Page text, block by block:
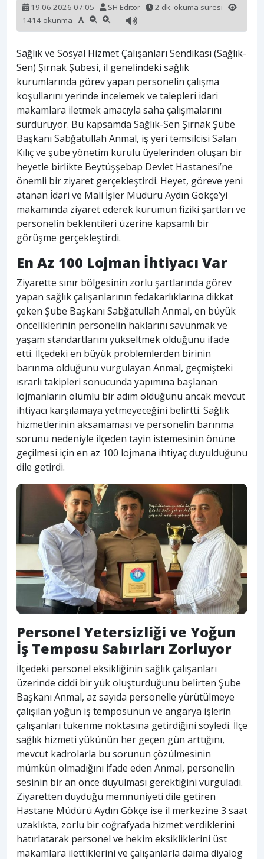
19.06.2026 07:05 SH Editör
2 dk. okuma süresi
1414 okunma
Sağlık ve Sosyal Hizmet Çalışanları Sendikası (Sağlık-
Sen) Şırnak Şubesi, il genelindeki sağlık
kurumlarında görev yapan personelin çalışma
koşullarını yerinde incelemek ve talepleri idari
makamlara iletmek amacıyla saha çalışmalarını
sürdürüyor. Bu kapsamda Sağlık-Sen Şırnak Şube
Başkanı Sabğatullah Anmal, iş yeri temsilcisi Salan
Kılıç ve şube yönetim kurulu üyelerinden oluşan bir
heyetle birlikte Beytüşşebap Devlet Hastanesi’ne
önemli bir ziyaret gerçekleştirdi. Heyet, göreve yeni
atanan İdari ve Mali İşler Müdürü Aydın Gökçe’yi
makamında ziyaret ederek kurumun fiziki şartları ve
personelin beklentileri üzerine kapsamlı bir
görüşme gerçekleştirdi.
En Az 100 Lojman İhtiyacı Var
Ziyarette sınır bölgesinin zorlu şartlarında görev
yapan sağlık çalışanlarının fedakarlıklarına dikkat
çeken Şube Başkanı Sabğatullah Anmal, en büyük
önceliklerinin personelin haklarını savunmak ve
yaşam standartlarını yükseltmek olduğunu ifade
etti. İlçedeki en büyük problemlerden birinin
barınma olduğunu vurgulayan Anmal, geçmişteki
ısrarlı takipleri sonucunda yapımına başlanan
lojmanların olumlu bir adım olduğunu ancak mevcut
ihtiyacı karşılamaya yetmeyeceğini belirtti. Sağlık
hizmetlerinin aksamaması ve personelin barınma
sorunu nedeniyle ilçeden tayin istemesinin önüne
geçilmesi için en az 100 lojmana ihtiyaç duyulduğunu
dile getirdi.
Personel Yetersizliği ve Yoğun
İş Temposu Sabırları Zorluyor
İlçedeki personel eksikliğinin sağlık çalışanları
üzerinde ciddi bir yük oluşturduğunu belirten Şube
Başkanı Anmal, az sayıda personelle yürütülmeye
çalışılan yoğun iş temposunun ve angarya işlerin
çalışanları tükenme noktasına getirdiğini söyledi. İlçe
sağlık hizmeti yükünün her geçen gün arttığını,
mevcut kadrolarla bu sorunun çözülmesinin
mümkün olmadığını ifade eden Anmal, personelin
sesinin bir an önce duyulması gerektiğini vurguladı.
Ziyaretten duyduğu memnuniyeti dile getiren
Hastane Müdürü Aydın Gökçe ise il merkezine 3 saat
uzaklıkta, zorlu bir coğrafyada hizmet verdiklerini
hatırlatarak personel ve hekim eksikliklerini üst
makamlara ilettiklerini ve çalışanlarla daima diyalog